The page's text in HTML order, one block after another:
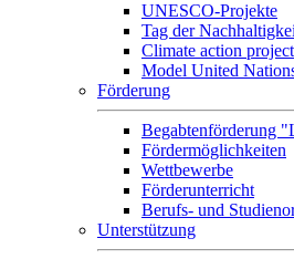
UNESCO-Projekte
Tag der
Climate action project
Model United
Förderung
Begabtenförderung
Fördermöglichkeiten
Wettbewerbe
Förderunterricht
Berufs- und
Unterstützung